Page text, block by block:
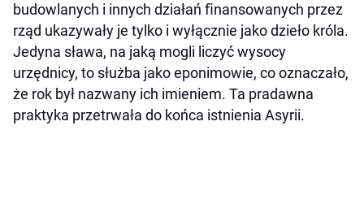
budowlanych i innych działań ﬁnansowanych przez
rząd ukazywały je tylko i wyłącznie jako dzieło króla.
Jedyna sława, na jaką mogli liczyć wysocy
urzędnicy, to służba jako eponimowie, co oznaczało,
że rok był nazwany ich imieniem. Ta pradawna
praktyka przetrwała do końca istnienia Asyrii.